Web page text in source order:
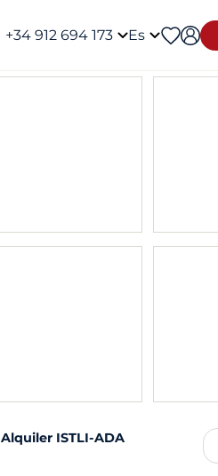
+34 912 694 173 Es
Alquiler ISTLI-ADA